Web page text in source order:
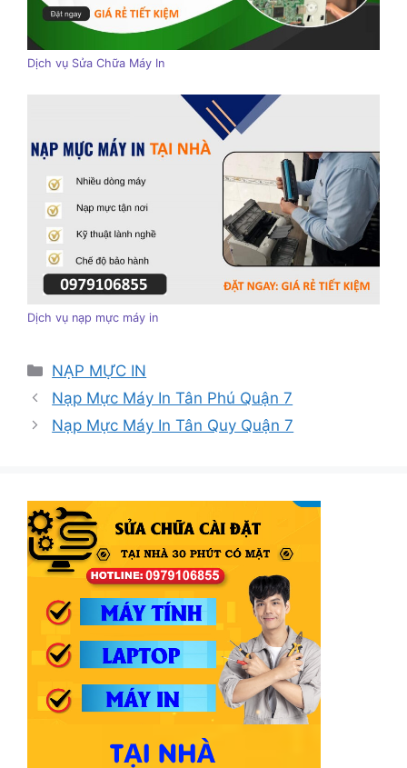
Dịch vụ Sửa Chữa Máy In
Dịch vụ nạp mực máy in
Danh
mục
NẠP MỰC IN
Nạp Mực Máy In Tân Phú Quận 7
Nạp Mực Máy In Tân Quy Quận 7